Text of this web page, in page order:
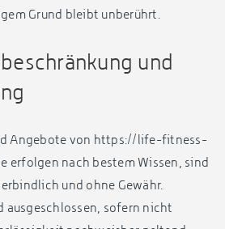
Grund bleibt unberührt.
und
Angebote von https://life-fitness-
erfolgen nach bestem Wissen, sind
und ohne Gewähr.
sofern nicht